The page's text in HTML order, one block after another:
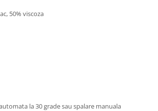
50% viscoza
la 30 grade sau spalare manuala